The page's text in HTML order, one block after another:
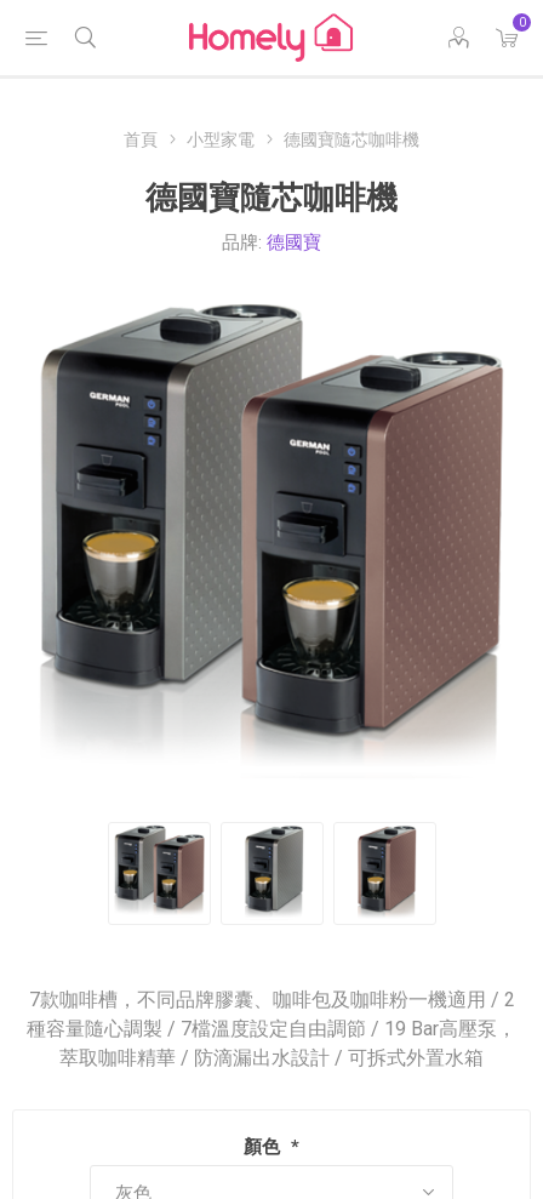
0
首頁 小型家電 德國寶隨芯咖啡機
德國寶隨芯咖啡機
品牌: 德國寶
7款咖啡槽，不同品牌膠囊、咖啡包及咖啡粉一機適用 / 2
種容量隨心調製 / 7檔溫度設定自由調節 / 19 Bar高壓泵，
萃取咖啡精華 / 防滴漏出水設計 / 可拆式外置水箱
顏色 *